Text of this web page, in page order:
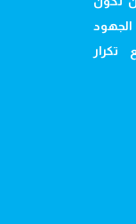
الجهود
تكرار